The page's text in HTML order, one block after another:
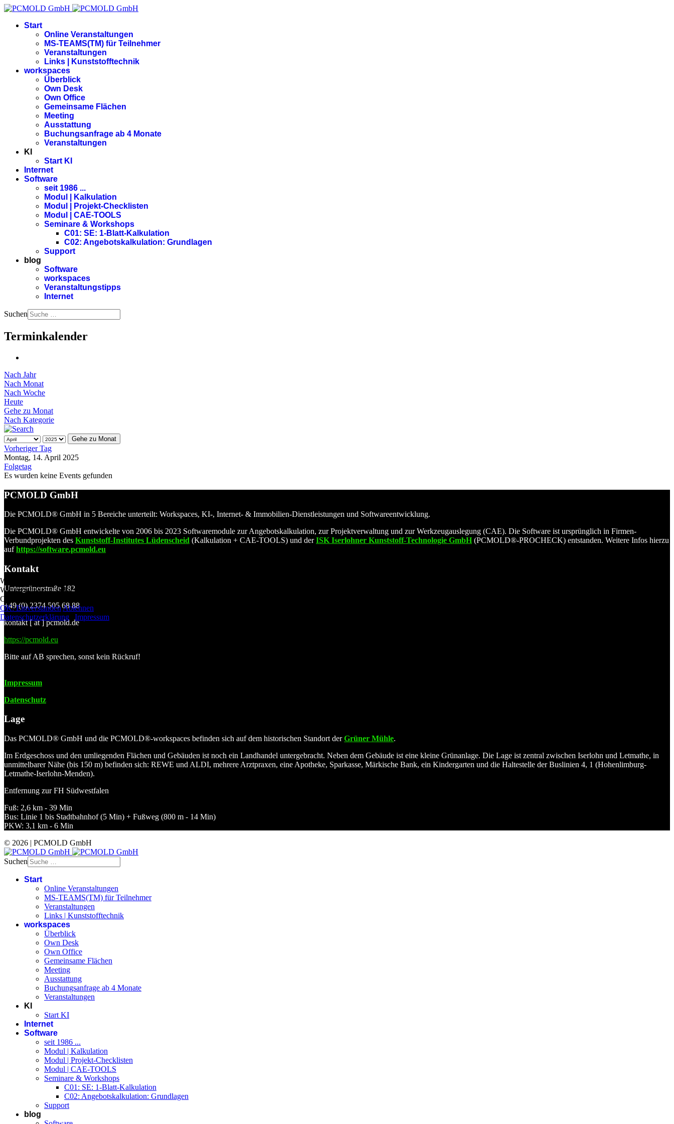
Start
Online Veranstaltungen
MS-TEAMS(TM) für Teilnehmer
Veranstaltungen
Links | Kunststofftechnik
workspaces
Überblick
Own Desk
Own Office
Gemeinsame Flächen
Meeting
Ausstattung
Buchungsanfrage ab 4 Monate
Veranstaltungen
KI
Start KI
Internet
Software
seit 1986 ...
Modul | Kalkulation
Modul | Projekt-Checklisten
Modul | CAE-TOOLS
Seminare & Workshops
C01: SE: 1-Blatt-Kalkulation
C02: Angebotskalkulation: Grundlagen
Support
blog
Software
workspaces
Veranstaltungstipps
Internet
Suchen
Terminkalender
Nach Jahr
Nach Monat
Nach Woche
Heute
Gehe zu Monat
Nach Kategorie
Gehe zu Monat
Vorheriger Tag
Montag, 14. April 2025
Folgetag
Es wurden keine Events gefunden
PCMOLD GmbH
Die PCMOLD® GmbH in 5 Bereiche unterteilt: Workspaces, KI-, Internet- & Immobilien-Dienstleistungen und Softwareentwicklung.
Die PCMOLD® GmbH entwickelte von 2006 bis 2023 Softwaremodule zur Angebotskalkulation, zur Projektverwaltung und zur Werkzeugauslegung (CAE). Die Software ist ursprünglich in Firmen-
Verbundprojekten des Kunststoff-Institutes Lüdenscheid (Kalkulation + CAE-TOOLS) und derISK Iserlohner Kunststoff-Technologie GmbH(PCMOLD®-PROCHECK) entstanden. Weitere Infos hierzu
aufhttps://software.pcmold.eu
Kontakt
Untergrünerstraße 182
+49 (0) 2374 505 68 88
kontakt [ at ] pcmold.de
https://pcmold.eu
Bitte auf AB sprechen, sonst kein Rückruf!
Impressum
Datenschutz
Lage
Das PCMOLD® GmbH und die PCMOLD®-workspaces befinden sich auf dem historischen Standort derGrüner Mühle.
Im Erdgeschoss und den umliegenden Flächen und Gebäuden ist noch ein Landhandel untergebracht. Neben dem Gebäude ist eine kleine Grünanlage. Die Lage ist zentral zwischen Iserlohn und Letmathe, in
unmittelbarer Nähe (bis 150 m) befinden sich: REWE und ALDI, mehrere Arztpraxen, eine Apotheke, Sparkasse, Märkische Bank, ein Kindergarten und die Haltestelle der Buslinien 4, 1 (Hohenlimburg-
Letmathe-Iserlohn-Menden).
Entfernung zur FH Südwestfalen
Fuß: 2,6 km - 39 Min
Bus: Linie 1 bis Stadtbahnhof (5 Min) + Fußweg (800 m - 14 Min)
PKW: 3,1 km - 6 Min
© 2026 | PCMOLD GmbH
Suchen
Start
Online Veranstaltungen
MS-TEAMS(TM) für Teilnehmer
Veranstaltungen
Links | Kunststofftechnik
workspaces
Überblick
Own Desk
Own Office
Gemeinsame Flächen
Meeting
Ausstattung
Buchungsanfrage ab 4 Monate
Veranstaltungen
KI
Start KI
Internet
Software
seit 1986 ...
Modul | Kalkulation
Modul | Projekt-Checklisten
Modul | CAE-TOOLS
Seminare & Workshops
C01: SE: 1-Blatt-Kalkulation
C02: Angebotskalkulation: Grundlagen
Support
blog
Wir benutzen Cookies
Wir verwenden Cookies auf unserer Website. Einige von ihnen sind für den Betrieb der Website unerlässlich, während andere uns helfen, diese Website und die Benutzererfahrung zu verbessern (Tracking-
Cookies). Sie können selbst entscheiden, ob Sie Cookies zulassen möchten oder nicht. Bitte beachten Sie, dass Sie im Falle einer Ablehnung möglicherweise nicht alle Funktionen der Website nutzen können.
OK: Einverstanden Ablehnen
Datenschutzerklärung
Impressum